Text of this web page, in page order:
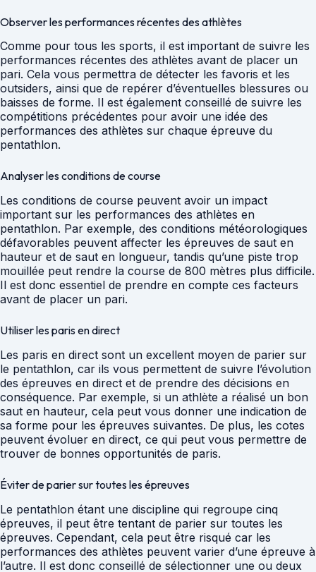
Observer les performances récentes des athlètes
Comme pour tous les sports, il est important de suivre les
performances récentes des athlètes avant de placer un
pari. Cela vous permettra de détecter les favoris et les
outsiders, ainsi que de repérer d’éventuelles blessures ou
baisses de forme. Il est également conseillé de suivre les
compétitions précédentes pour avoir une idée des
performances des athlètes sur chaque épreuve du
pentathlon.
Analyser les conditions de course
Les conditions de course peuvent avoir un impact
important sur les performances des athlètes en
pentathlon. Par exemple, des conditions météorologiques
défavorables peuvent affecter les épreuves de saut en
hauteur et de saut en longueur, tandis qu’une piste trop
mouillée peut rendre la course de 800 mètres plus difficile.
Il est donc essentiel de prendre en compte ces facteurs
avant de placer un pari.
Utiliser les paris en direct
Les paris en direct sont un excellent moyen de parier sur
le pentathlon, car ils vous permettent de suivre l’évolution
des épreuves en direct et de prendre des décisions en
conséquence. Par exemple, si un athlète a réalisé un bon
saut en hauteur, cela peut vous donner une indication de
sa forme pour les épreuves suivantes. De plus, les cotes
peuvent évoluer en direct, ce qui peut vous permettre de
trouver de bonnes opportunités de paris.
Éviter de parier sur toutes les épreuves
Le pentathlon étant une discipline qui regroupe cinq
épreuves, il peut être tentant de parier sur toutes les
épreuves. Cependant, cela peut être risqué car les
performances des athlètes peuvent varier d’une épreuve à
l’autre. Il est donc conseillé de sélectionner une ou deux